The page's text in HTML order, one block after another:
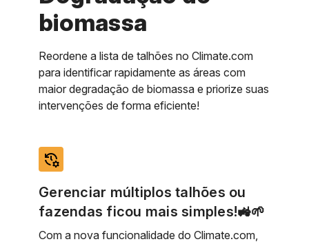
biomassa
Reordene a lista de talhões no Climate.com
para identificar rapidamente as áreas com
maior degradação de biomassa e priorize suas
intervenções de forma eficiente!
manage_history
Gerenciar múltiplos talhões ou
fazendas ficou mais simples!🚜🌱
Com a nova funcionalidade do Climate.com,